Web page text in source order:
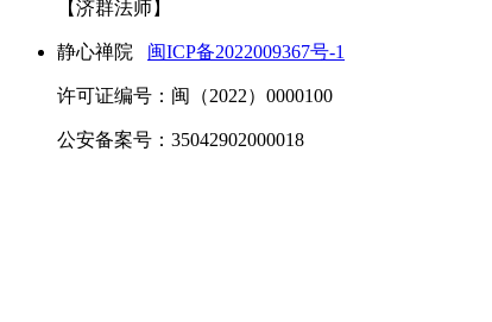
【济群法师】
静心禅院 闽ICP备2022009367号-1
许可证编号：闽（2022）0000100
公安备案号：35042902000018